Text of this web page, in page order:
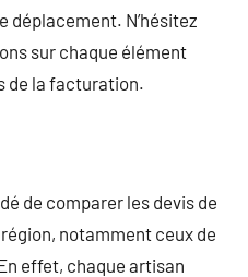
déplacement. N’hésitez
sur chaque élément
de la facturation.
de comparer les devis de
notamment ceux de
effet, chaque artisan